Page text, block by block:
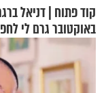
באוקטובר גרם לי
תשובות"